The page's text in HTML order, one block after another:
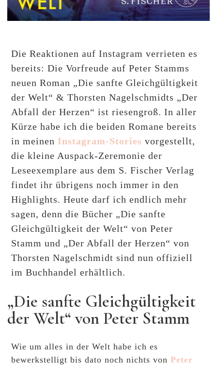
Die Reaktionen auf Instagram verrieten es
bereits: Die Vorfreude auf Peter Stamms
neuen Roman „Die sanfte Gleichgültigkeit
der Welt“ & Thorsten Nagelschmidts „Der
Abfall der Herzen“ ist riesengroß. In aller
Kürze habe ich die beiden Romane bereits
in meinen Instagram-Stories vorgestellt,
die kleine Auspack-Zeremonie der
Leseexemplare aus dem S. Fischer Verlag
findet ihr übrigens noch immer in den
Highlights. Heute darf ich endlich mehr
sagen, denn die Bücher „Die sanfte
Gleichgültigkeit der Welt“ von Peter
Stamm und „Der Abfall der Herzen“ von
Thorsten Nagelschmidt sind nun offiziell
im Buchhandel erhältlich.
„Die sanfte Gleichgültigkeit
der Welt“ von Peter Stamm
Wie um alles in der Welt habe ich es
bewerkstelligt bis dato noch nichts von Peter